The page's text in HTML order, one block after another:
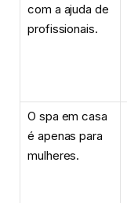
com a ajuda de
profissionais.
O spa em casa
é apenas para
mulheres.